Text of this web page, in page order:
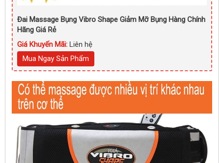
Đai Massage Bụng Vibro Shape Giảm Mỡ Bụng Hàng Chính
Hãng Giá Rẻ
Giá Khuyến Mãi: Liên hệ
Mua Ngay Sản Phẩm